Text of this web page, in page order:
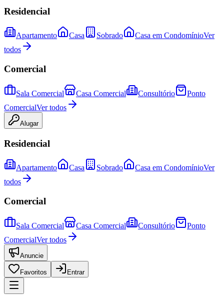
Residencial
Apartamento Casa Sobrado Casa em CondomínioVer
todos
Comercial
Sala Comercial Casa Comercial Consultório
Ponto
ComercialVer todos
Alugar
Residencial
Apartamento Casa Sobrado Casa em CondomínioVer
todos
Comercial
Sala Comercial Casa Comercial Consultório
Ponto
ComercialVer todos
Anuncie
Favoritos Entrar